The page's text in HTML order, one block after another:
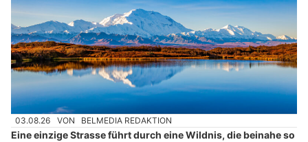
03.08.26 VON BELMEDIA REDAKTION
Eine einzige Strasse führt durch eine Wildnis, die beinahe so